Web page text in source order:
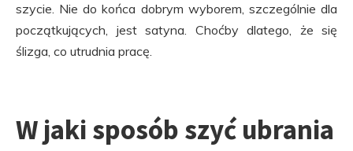
szycie. Nie do końca dobrym wyborem, szczególnie dla
początkujących, jest satyna. Choćby dlatego, że się
ślizga, co utrudnia pracę.
W jaki sposób szyć ubrania